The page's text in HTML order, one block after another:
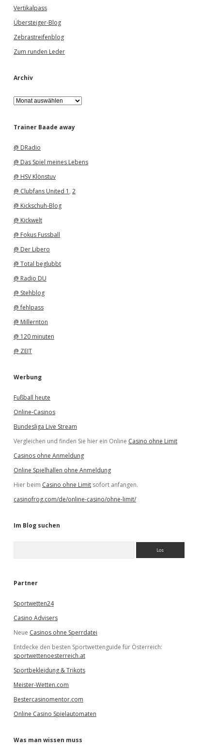
Vertikalpass
Übersteiger-Blog
Zebrastreifenblog
Zum runden Leder
Archiv
A
r
h
Trainer Baade away
@ DRadio
@ Das Spiel meines Lebens
@ HSV Klönstuv
@ Clubfans United 1 , 2
@ Kickschuh-Blog
@ Kickwelt
@ Fokus Fussball
@ Der Libero
@ Total beglubbt
@ Radio DU
@ Stehblog
@ fehlpass
@ Millernton
@ 120 minuten
@ ZEIT
Werbung
Fußball heute
Online-Casinos
Bundesliga Live Stream
Vergleichen und finden Sie hier ein Online Casino ohne Limit
Casinos ohne Anmeldung
Online Spielhallen ohne Anmeldung
Hier beim Casino ohne Limit sofort anfangen.
casinofrog.com/de/online-casino/ohne-limit/
Im Blog suchen
e
Partner
Sportwetten24
Casino Advisers
Neue Casinos ohne Sperrdatei
Entdecke den besten Sportwettenguide für Österreich:
sportwettenoesterreich.at
Sportbekleidung & Trikots
Meister-Wetten.com
Bestercasinomentor.com
Online Casino Spielautomaten
Was man wissen muss